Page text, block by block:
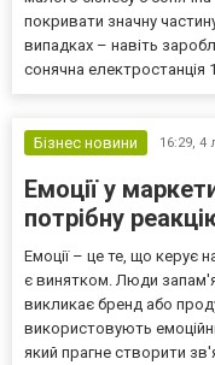
покривати значну
випадках – навіть
сонячна електростанція
Бізнес новини 16:29, 4
Емоції у
потрібну
Емоції – це те, що керує
є винятком. Люди
викликає бренд або
використовують
який прагне створити